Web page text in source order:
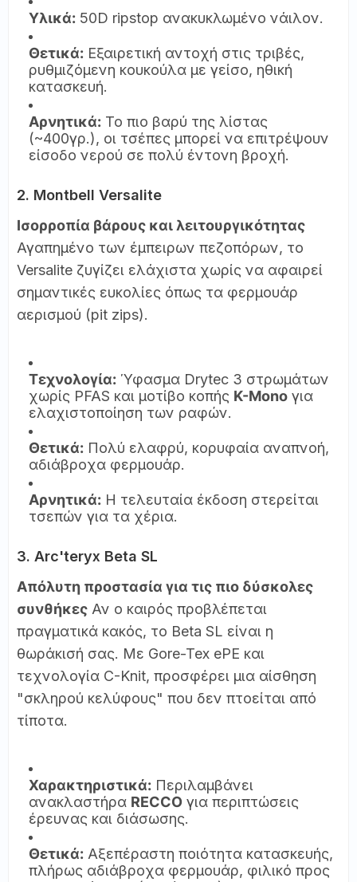
Υλικά: 50D ripstop ανακυκλωμένο νάιλον.
Θετικά: Εξαιρετική αντοχή στις τριβές,
ρυθμιζόμενη κουκούλα με γείσο, ηθική
κατασκευή.
Αρνητικά: Το πιο βαρύ της λίστας
(~400γρ.), οι τσέπες μπορεί να επιτρέψουν
είσοδο νερού σε πολύ έντονη βροχή.
2. Montbell Versalite
Ισορροπία βάρους και λειτουργικότητας
Αγαπημένο των έμπειρων πεζοπόρων, το
Versalite ζυγίζει ελάχιστα χωρίς να αφαιρεί
σημαντικές ευκολίες όπως τα φερμουάρ
αερισμού (pit zips).
Τεχνολογία: Ύφασμα Drytec 3 στρωμάτων
χωρίς PFAS και μοτίβο κοπής K-Mono για
ελαχιστοποίηση των ραφών.
Θετικά: Πολύ ελαφρύ, κορυφαία αναπνοή,
αδιάβροχα φερμουάρ.
Αρνητικά: Η τελευταία έκδοση στερείται
τσεπών για τα χέρια.
3. Arc'teryx Beta SL
Απόλυτη προστασία για τις πιο δύσκολες
συνθήκες Αν ο καιρός προβλέπεται
πραγματικά κακός, το Beta SL είναι η
θωράκισή σας. Με Gore-Tex ePE και
τεχνολογία C-Knit, προσφέρει μια αίσθηση
"σκληρού κελύφους" που δεν πτοείται από
τίποτα.
Χαρακτηριστικά: Περιλαμβάνει
ανακλαστήρα RECCO για περιπτώσεις
έρευνας και διάσωσης.
Θετικά: Αξεπέραστη ποιότητα κατασκευής,
πλήρως αδιάβροχα φερμουάρ, φιλικό προς